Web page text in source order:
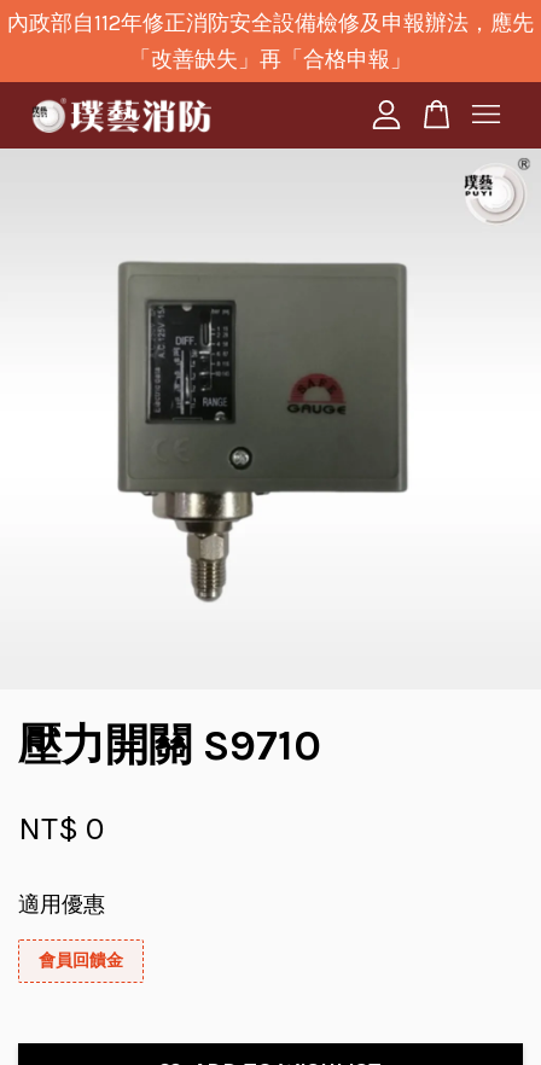
內政部自112年修正消防安全設備檢修及申報辦法，應先
「改善缺失」再「合格申報」
壓力開關 S9710
NT$ 0
適用優惠
會員回饋金
您的購物車目前還是空的。